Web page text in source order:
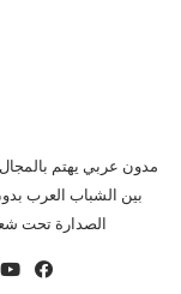
مدون عربي يهتم بالمجال
بين الشباب العرب
الصدارة تحت